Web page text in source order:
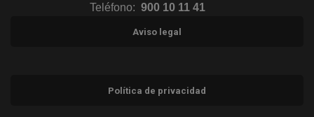
Teléfono: 900 10 11 41
Aviso legal
Política de privacidad